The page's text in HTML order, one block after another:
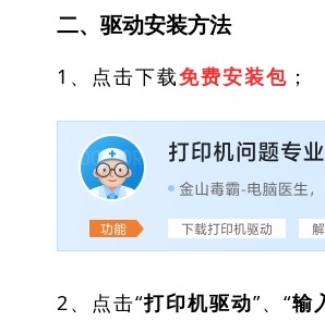
二、驱动安装方法
1、点击下载免费安装包 ；
2、点击“打印机驱动”、“输